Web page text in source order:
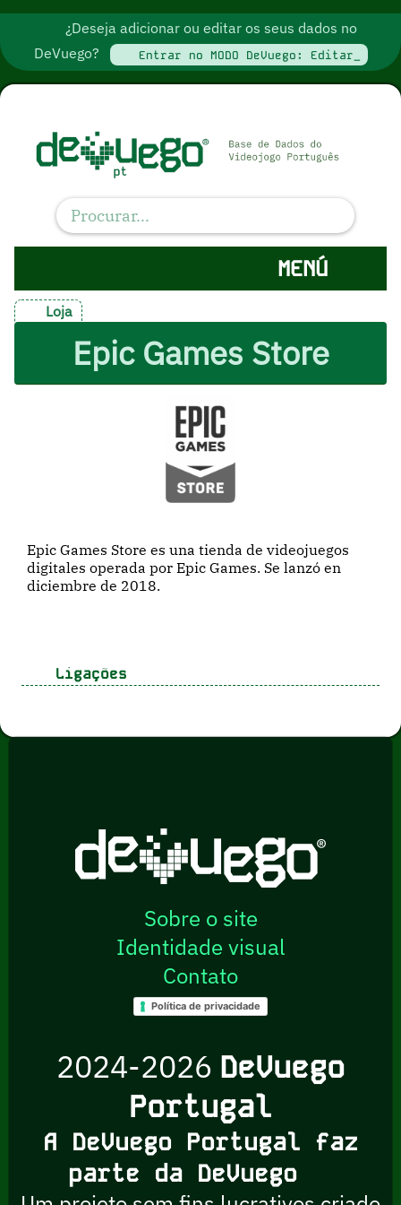
¿Deseja adicionar ou editar os seus dados no
DeVuego?
Entrar no MODO DeVuego: Editar_
MENÚ
Loja
Epic Games Store
Epic Games Store es una tienda de videojuegos
digitales operada por Epic Games. Se lanzó en
diciembre de 2018.
Ligações
Sobre o site
Identidade visual
Contato
Política de privacidade
2024-2026 DeVuego
Portugal
A DeVuego Portugal faz
parte da DeVuego